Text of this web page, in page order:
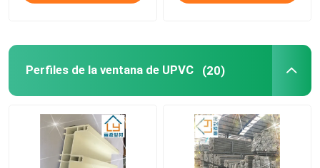
Perfiles de la ventana de UPVC (20)